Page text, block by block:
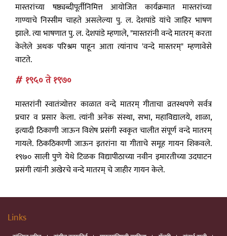
मास्तरांच्या षष्ठ्यब्दीपूर्तीनिमित्त आयोजित कार्यक्रमात मास्तरांच्या
गाण्याचे निस्सीम चाहते असलेल्या पु. ल. देशपांडे यांचे जाहिर भाषण
झाले. त्या भाषणात पु. ल. देशपांडे म्हणाले, "मास्तरांनी वन्दे मातरम् करता
केलेले अथक परिश्रम पाहून आता त्यांनाच 'वन्दे मास्तरम्" म्हणावेसे
वाटते.
# १९५० ते १९७०
मास्तरांनी स्वातंत्र्योत्तर काळात वन्दे मातरम् गीताचा व्रतस्थपणे सर्वत्र
प्रचार व प्रसार केला. त्यांनी अनेक संस्था, सभा, महाविद्यालये, शाळा,
इत्यादी ठिकाणी जाऊन विशेष प्रसंगी स्वकृत चालीत संपूर्ण वन्दे मातरम्
गायले. ठिकठिकाणी जाऊन इतरांना या गीताचे समूह गायन शिकवले.
१९७० साली पुणे येथे टिळक विद्यापीठाच्या नवीन इमारतीच्या उदघाटन
प्रसंगी त्यांनी अखेरचे वन्दे मातरम् चे जाहीर गायन केले.
Links